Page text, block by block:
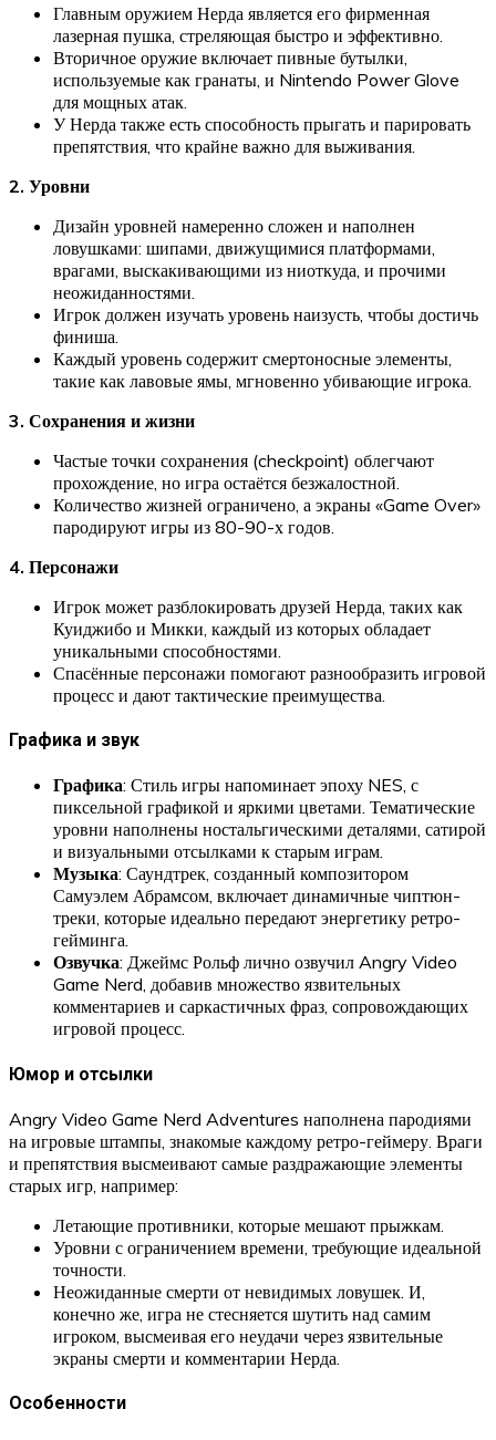
Главным оружием Нерда является его фирменная
лазерная пушка, стреляющая быстро и эффективно.
Вторичное оружие включает пивные бутылки,
используемые как гранаты, и Nintendo Power Glove
для мощных атак.
У Нерда также есть способность прыгать и парировать
препятствия, что крайне важно для выживания.
2. Уровни
Дизайн уровней намеренно сложен и наполнен
ловушками: шипами, движущимися платформами,
врагами, выскакивающими из ниоткуда, и прочими
неожиданностями.
Игрок должен изучать уровень наизусть, чтобы достичь
финиша.
Каждый уровень содержит смертоносные элементы,
такие как лавовые ямы, мгновенно убивающие игрока.
3. Сохранения и жизни
Частые точки сохранения (checkpoint) облегчают
прохождение, но игра остаётся безжалостной.
Количество жизней ограничено, а экраны «Game Over»
пародируют игры из 80-90-х годов.
4. Персонажи
Игрок может разблокировать друзей Нерда, таких как
Куиджибо и Микки, каждый из которых обладает
уникальными способностями.
Спасённые персонажи помогают разнообразить игровой
процесс и дают тактические преимущества.
Графика и звук
Графика: Стиль игры напоминает эпоху NES, с
пиксельной графикой и яркими цветами. Тематические
уровни наполнены ностальгическими деталями, сатирой
и визуальными отсылками к старым играм.
Музыка: Саундтрек, созданный композитором
Самуэлем Абрамсом, включает динамичные чиптюн-
треки, которые идеально передают энергетику ретро-
гейминга.
Озвучка: Джеймс Рольф лично озвучил Angry Video
Game Nerd, добавив множество язвительных
комментариев и саркастичных фраз, сопровождающих
игровой процесс.
Юмор и отсылки
Angry Video Game Nerd Adventures наполнена пародиями
на игровые штампы, знакомые каждому ретро-геймеру. Враги
и препятствия высмеивают самые раздражающие элементы
старых игр, например:
Летающие противники, которые мешают прыжкам.
Уровни с ограничением времени, требующие идеальной
точности.
Неожиданные смерти от невидимых ловушек. И,
конечно же, игра не стесняется шутить над самим
игроком, высмеивая его неудачи через язвительные
экраны смерти и комментарии Нерда.
Особенности